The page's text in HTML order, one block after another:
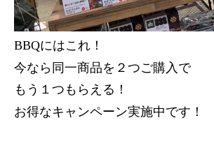
BBQにはこれ！
今なら同一商品を２つご購入で
もう１つもらえる！
お得なキャンペーン実施中です！